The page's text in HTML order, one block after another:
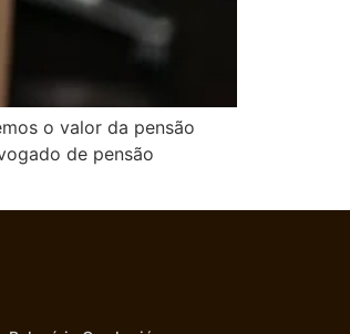
o valor da pensão
de pensão